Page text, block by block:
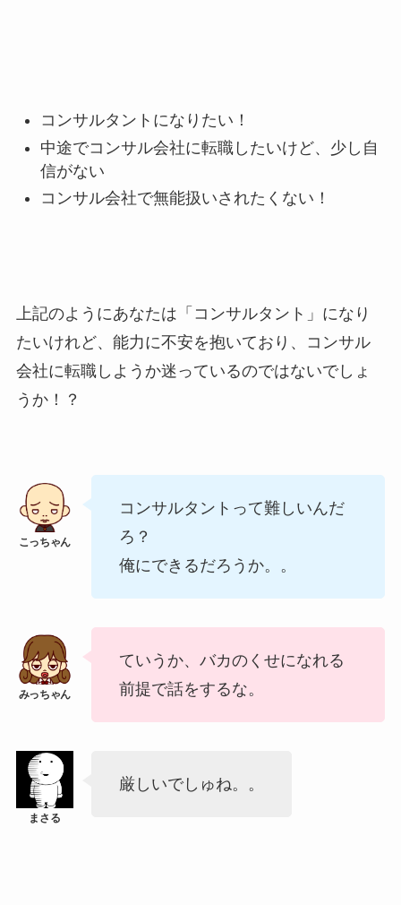
コンサルタントになりたい！
中途でコンサル会社に転職したいけど、少し自
信がない
コンサル会社で無能扱いされたくない！
上記のようにあなたは「コンサルタント」になり
たいけれど、能力に不安を抱いており、コンサル
会社に転職しようか迷っているのではないでしょ
うか！？
コンサルタントって難しいんだ
ろ？
俺にできるだろうか。。
ていうか、バカのくせになれる
前提で話をするな。
厳しいでしゅね。。